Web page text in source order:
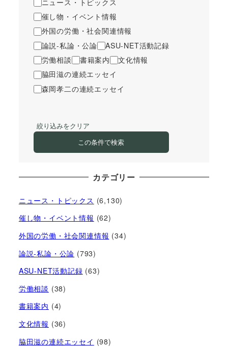
催し物・イベント情報
外国の労働・社会関連情報
論説-私論・公論
ASU-NET活動記録
労働相談
書籍案内
文化情報
脇田滋の連続エッセイ
森岡孝二の連続エッセイ
絞り込みをクリア
この条件で検索
カテゴリー
ニュース・トピックス (6,130)
催し物・イベント情報 (62)
外国の労働・社会関連情報 (34)
論説-私論・公論 (793)
ASU-NET活動記録 (63)
労働相談 (38)
書籍案内 (4)
文化情報 (36)
脇田滋の連続エッセイ (98)